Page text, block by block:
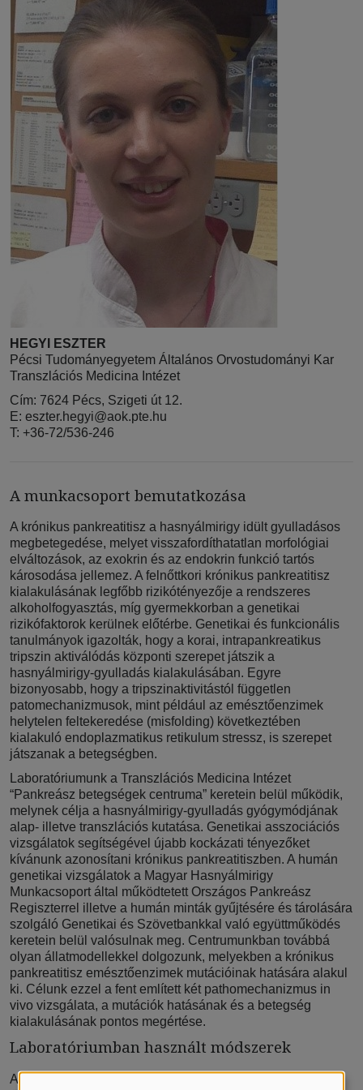
HEGYI ESZTER
Pécsi Tudományegyetem Általános Orvostudományi Kar
Transzlációs Medicina Intézet
Cím: 7624 Pécs, Szigeti út 12.
E: eszter.hegyi@aok.pte.hu
T: +36-72/536-246
A munkacsoport bemutatkozása
A krónikus pankreatitisz a hasnyálmirigy idült gyulladásos
megbetegedése, melyet visszafordíthatatlan morfológiai
elváltozások, az exokrin és az endokrin funkció tartós
károsodása jellemez. A felnőttkori krónikus pankreatitisz
kialakulásának legfőbb rizikótényezője a rendszeres
alkoholfogyasztás, míg gyermekkorban a genetikai
rizikófaktorok kerülnek előtérbe. Genetikai és funkcionális
tanulmányok igazolták, hogy a korai, intrapankreatikus
tripszin aktiválódás központi szerepet játszik a
hasnyálmirigy-gyulladás kialakulásában. Egyre
bizonyosabb, hogy a tripszinaktivitástól független
patomechanizmusok, mint például az emésztőenzimek
helytelen feltekeredése (misfolding) következtében
kialakuló endoplazmatikus retikulum stressz, is szerepet
játszanak a betegségben.
Laboratóriumunk a Transzlációs Medicina Intézet
“Pankreász betegségek centruma” keretein belül működik,
melynek célja a hasnyálmirigy-gyulladás gyógymódjának
alap- illetve transzlációs kutatása. Genetikai asszociációs
vizsgálatok segítségével újabb kockázati tényezőket
kívánunk azonosítani krónikus pankreatitiszben. A humán
genetikai vizsgálatok a Magyar Hasnyálmirigy
Munkacsoport által működtetett Országos Pankreász
Regiszterrel illetve a humán minták gyűjtésére és tárolására
szolgáló Genetikai és Szövetbankkal való együttműködés
keretein belül valósulnak meg. Centrumunkban továbbá
olyan állatmodellekkel dolgozunk, melyekben a krónikus
pankreatitisz emésztőenzimek mutációinak hatására alakul
ki. Célunk ezzel a fent említett két pathomechanizmus in
vivo vizsgálata, a mutációk hatásának és a betegség
kialakulásának pontos megértése.
Laboratóriumban használt módszerek
A laboratóriumban széleskörű molekuláris genetikai